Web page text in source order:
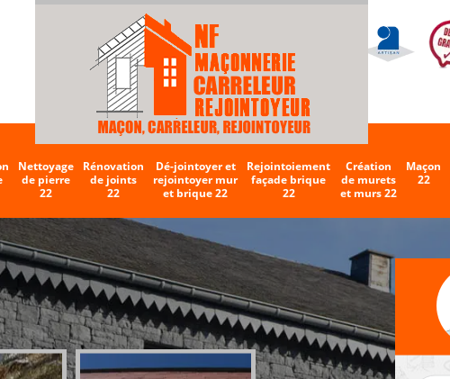
Nettoyage
de pierre
22
Rénovation
de joints
22
Dé-jointoyer et
rejointoyer mur
et brique 22
Rejointoiement
façade brique
22
Création
de murets
et murs 22
Maçon
22